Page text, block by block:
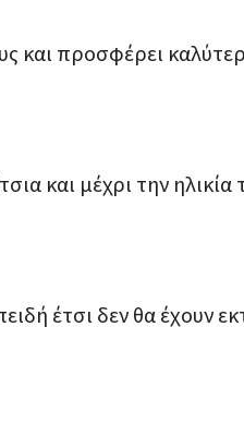
και προσφέρει
και μέχρι την
έτσι δεν θα έχουν